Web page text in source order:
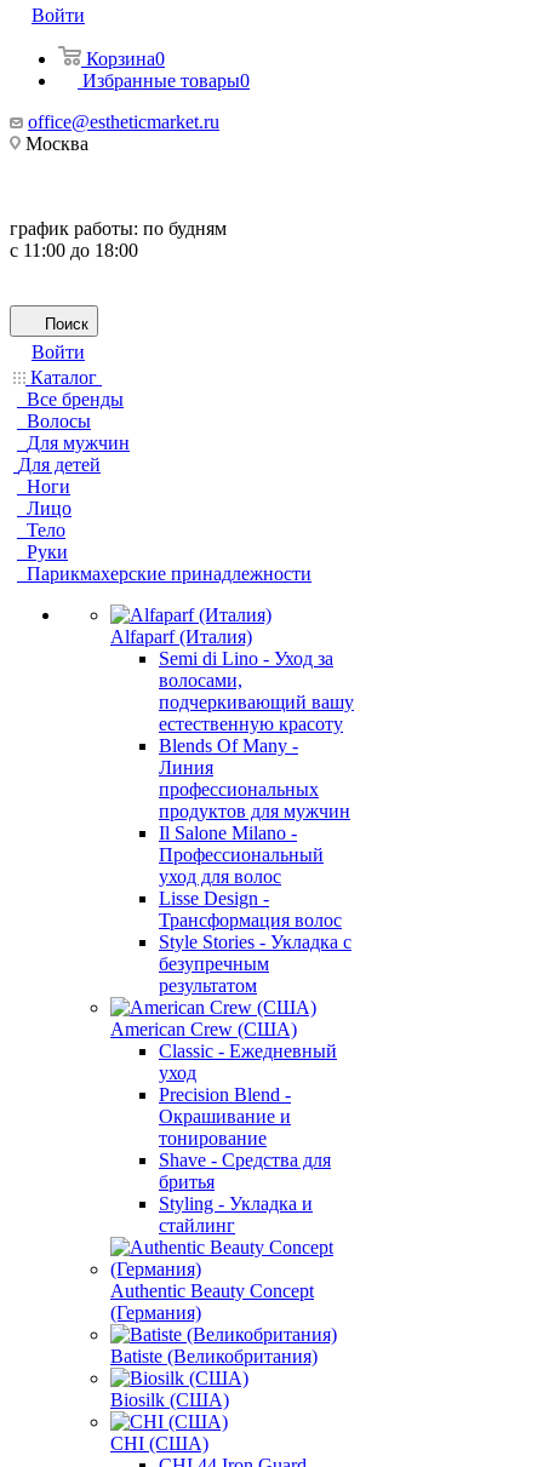
Войти
Корзина0
Избранные товары0
office@estheticmarket.ru
Москва
график работы: по будням
с 11:00 до 18:00
Поиск
Войти
Каталог
Все бренды
Волосы
Для мужчин
Для детей
Ноги
Лицо
Тело
Руки
Парикмахерские принадлежности
Alfaparf (Италия)
Semi di Lino - Уход за
волосами,
подчеркивающий вашу
естественную красоту
Blends Of Many -
Линия
профессиональных
продуктов для мужчин
Il Salone Milano -
Профессиональный
уход для волос
Lisse Design -
Трансформация волос
Style Stories - Укладка с
безупречным
результатом
American Crew (США)
Classic - Ежедневный
уход
Precision Blend -
Окрашивание и
тонирование
Shave - Средства для
бритья
Styling - Укладка и
стайлинг
Authentic Beauty Concept
(Германия)
Batiste (Великобритания)
Biosilk (США)
CHI (США)